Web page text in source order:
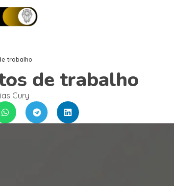
trabalho
de trabalho
Cury